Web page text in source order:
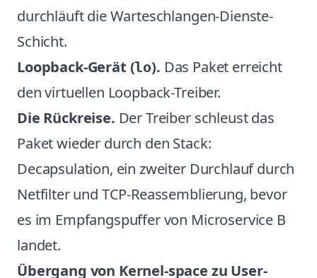
durchläuft die Warteschlangen-Dienste-
Schicht.
Loopback-Gerät (lo). Das Paket erreicht
den virtuellen Loopback-Treiber.
Die Rückreise. Der Treiber schleust das
Paket wieder durch den Stack:
Decapsulation, ein zweiter Durchlauf durch
Netfilter und TCP-Reassemblierung, bevor
es im Empfangspuffer von Microservice B
landet.
Übergang von Kernel-space zu User-